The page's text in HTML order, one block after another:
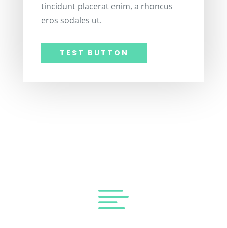
tincidunt placerat enim, a rhoncus
eros sodales ut.
TEST BUTTON
